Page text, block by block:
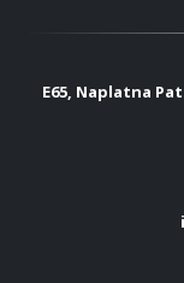
E65, Naplatna